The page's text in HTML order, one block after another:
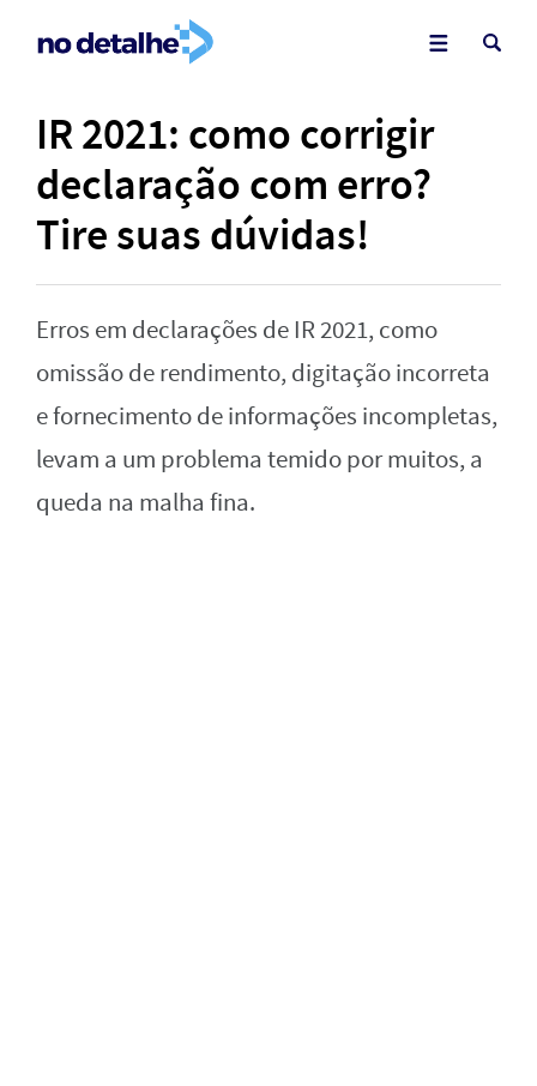
IR 2021: como corrigir
declaração com erro?
Tire suas dúvidas!
Erros em declarações de IR 2021, como
omissão de rendimento, digitação incorreta
e fornecimento de informações incompletas,
levam a um problema temido por muitos, a
queda na malha fina.